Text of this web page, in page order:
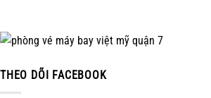
THEO DÕI FACEBOOK